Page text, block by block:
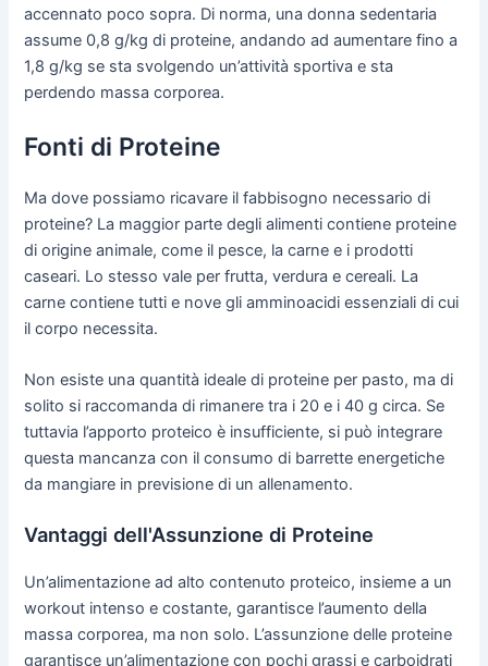
accennato poco sopra. Di norma, una donna sedentaria
assume 0,8 g/kg di proteine, andando ad aumentare fino a
1,8 g/kg se sta svolgendo un’attività sportiva e sta
perdendo massa corporea.
Fonti di Proteine
Ma dove possiamo ricavare il fabbisogno necessario di
proteine? La maggior parte degli alimenti contiene proteine
di origine animale, come il pesce, la carne e i prodotti
caseari. Lo stesso vale per frutta, verdura e cereali. La
carne contiene tutti e nove gli amminoacidi essenziali di cui
il corpo necessita.
Non esiste una quantità ideale di proteine per pasto, ma di
solito si raccomanda di rimanere tra i 20 e i 40 g circa. Se
tuttavia l’apporto proteico è insufficiente, si può integrare
questa mancanza con il consumo di barrette energetiche
da mangiare in previsione di un allenamento.
Vantaggi dell'Assunzione di Proteine
Un’alimentazione ad alto contenuto proteico, insieme a un
workout intenso e costante, garantisce l’aumento della
massa corporea, ma non solo. L’assunzione delle proteine
garantisce un’alimentazione con pochi grassi e carboidrati